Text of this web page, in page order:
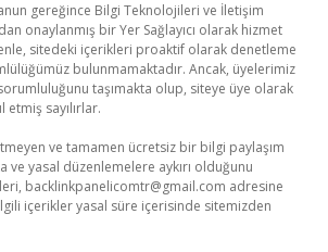
gereğince Bilgi Teknolojileri ve İletişim
onaylanmış bir Yer Sağlayıcı olarak hizmet
sitedeki içerikleri proaktif olarak denetleme
bulunmamaktadır. Ancak, üyelerimiz
taşımakta olup, siteye üye olarak
sayılırlar.
ve tamamen ücretsiz bir bilgi paylaşım
ve yasal düzenlemelere aykırı olduğunu
backlinkpanelicomtr@gmail.com adresine
içerikler yasal süre içerisinde sitemizden